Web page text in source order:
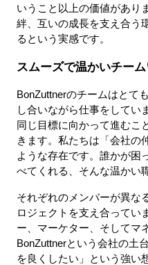
いうこと以上の価値があり
絆、互いの成長を支え合う
るという実感です。
スムーズで温かいチー
BonZuttnerのチームはとて
し合いながら仕事をしてい
同じ目標に向かって進むこ
きます。私たちは「会社の
ような存在です。誰かが困
べてくれる、そんな温かい
それぞれのメンバーが異な
ロジェクトを支え合ってい
ー、マーケター、そしてマ
BonZuttnerという会社の土
を良くしたい」という強い